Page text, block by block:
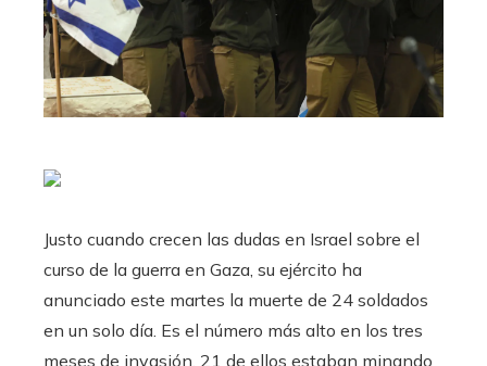
Justo cuando crecen las dudas en Israel sobre el
curso de la guerra en Gaza, su ejército ha
anunciado este martes la muerte de 24 soldados
en un solo día. Es el número más alto en los tres
meses de invasión. 21 de ellos estaban minando